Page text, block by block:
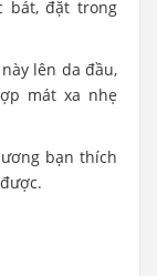
bát, đặt trong
lên da đầu,
mát xa nhẹ
bạn thích